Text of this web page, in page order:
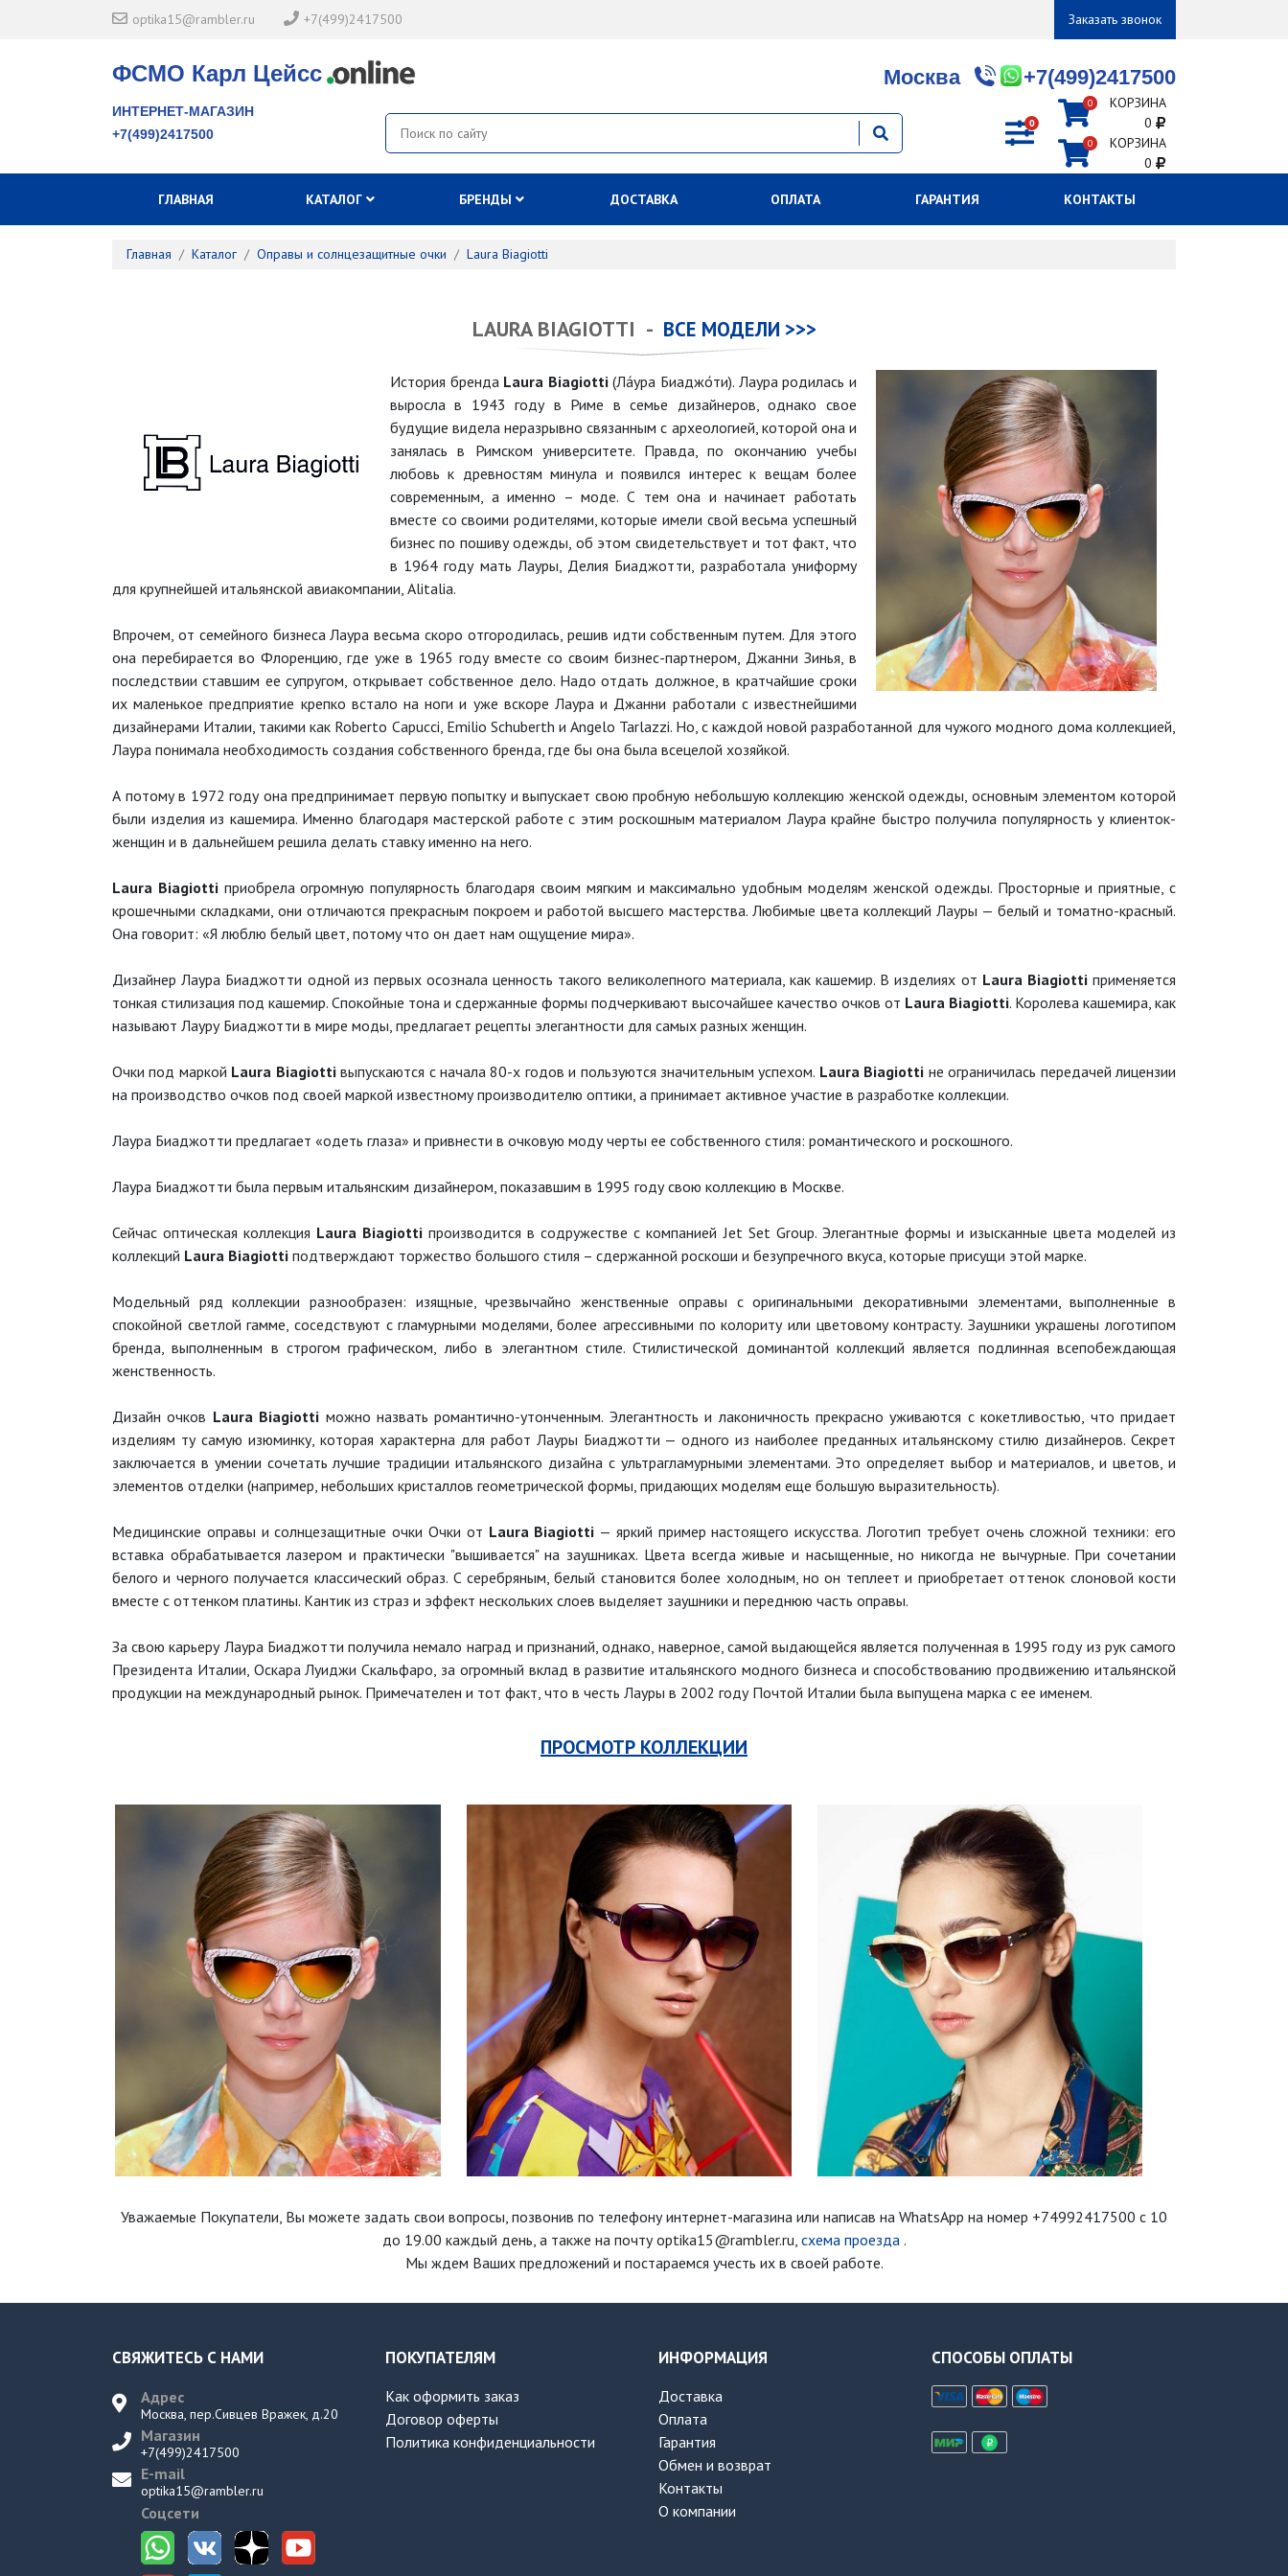
optika15@rambler.ru +7(499)2417500 Заказать звонок
ФСМО Карл Цейсс +7(499)2417500
Москва
ИНТЕРНЕТ-МАГАЗИН
+7(499)2417500
0
0
КОРЗИНА
0
0
КОРЗИНА
0
ГЛАВНАЯ КАТАЛОГ БРЕНДЫ ДОСТАВКА ОПЛАТА ГАРАНТИЯ КОНТАКТЫ
Главная Каталог Оправы и солнцезащитные очки Laura Biagiotti
LAURA BIAGIOTTI - ВСЕ МОДЕЛИ >>>
История бренда Laura Biagiotti(Ла́ура Биаджо́ти). Лаура родилась и
выросла в 1943 году в Риме в семье дизайнеров, однако свое
будущие видела неразрывно связанным с археологией, которой она и
занялась в Римском университете. Правда, по окончанию учебы
любовь к древностям минула и появился интерес к вещам более
современным, а именно – моде. С тем она и начинает работать
вместе со своими родителями, которые имели свой весьма успешный
бизнес по пошиву одежды, об этом свидетельствует и тот факт, что
в 1964 году мать Лауры, Делия Биаджотти, разработала униформу
для крупнейшей итальянской авиакомпании, Alitalia.
Впрочем, от семейного бизнеса Лаура весьма скоро отгородилась, решив идти собственным путем. Для этого
она перебирается во Флоренцию, где уже в 1965 году вместе со своим бизнес-партнером, Джанни Зинья, в
последствии ставшим ее супругом, открывает собственное дело. Надо отдать должное, в кратчайшие сроки
их маленькое предприятие крепко встало на ноги и уже вскоре Лаура и Джанни работали с известнейшими
дизайнерами Италии, такими как Roberto Capucci, Emilio Schuberth и Angelo Tarlazzi. Но, с каждой новой разработанной для чужого модного дома коллекцией,
Лаура понимала необходимость создания собственного бренда, где бы она была всецелой хозяйкой.
А потому в 1972 году она предпринимает первую попытку и выпускает свою пробную небольшую коллекцию женской одежды, основным элементом которой
были изделия из кашемира. Именно благодаря мастерской работе с этим роскошным материалом Лаура крайне быстро получила популярность у клиенток-
женщин и в дальнейшем решила делать ставку именно на него.
Laura Biagiottiприобрела огромную популярность благодаря своим мягким и максимально удобным моделям женской одежды. Просторные и приятные, с
крошечными складками, они отличаются прекрасным покроем и работой высшего мастерства. Любимые цвета коллекций Лауры — белый и томатно-красный.
Она говорит: «Я люблю белый цвет, потому что он дает нам ощущение мира».
Дизайнер Лаура Биаджотти одной из первых осознала ценность такого великолепного материала, как кашемир. В изделиях от Laura Biagiottiприменяется
тонкая стилизация под кашемир. Спокойные тона и сдержанные формы подчеркивают высочайшее качество очков от Laura Biagiotti. Королева кашемира, как
называют Лауру Биаджотти в мире моды, предлагает рецепты элегантности для самых разных женщин.
Очки под маркой Laura Biagiottiвыпускаются с начала 80-х годов и пользуются значительным успехом. Laura Biagiotti не ограничилась передачей лицензии
на производство очков под своей маркой известному производителю оптики, а принимает активное участие в разработке коллекции.
Лаура Биаджотти предлагает «одеть глаза» и привнести в очковую моду черты ее собственного стиля: романтического и роскошного.
Лаура Биаджотти была первым итальянским дизайнером, показавшим в 1995 году свою коллекцию в Москве.
Сейчас оптическая коллекция Laura Biagiotti производится в содружестве с компанией Jet Set Group. Элегантные формы и изысканные цвета моделей из
коллекций Laura Biagiotti подтверждают торжество большого стиля – сдержанной роскоши и безупречного вкуса, которые присущи этой марке.
Модельный ряд коллекции разнообразен: изящные, чрезвычайно женственные оправы с оригинальными декоративными элементами, выполненные в
спокойной светлой гамме, соседствуют с гламурными моделями, более агрессивными по колориту или цветовому контрасту. Заушники украшены логотипом
бренда, выполненным в строгом графическом, либо в элегантном стиле. Стилистической доминантой коллекций является подлинная всепобеждающая
женственность.
Дизайн очков Laura Biagiotti можно назвать романтично-утонченным. Элегантность и лаконичность прекрасно уживаются с кокетливостью, что придает
изделиям ту самую изюминку, которая характерна для работ Лауры Биаджотти — одного из наиболее преданных итальянскому стилю дизайнеров. Секрет
заключается в умении сочетать лучшие традиции итальянского дизайна с ультрагламурными элементами. Это определяет выбор и материалов, и цветов, и
элементов отделки (например, небольших кристаллов геометрической формы, придающих моделям еще большую выразительность).
Медицинские оправы и солнцезащитные очки Очки от Laura Biagiotti — яркий пример настоящего искусства. Логотип требует очень сложной техники: его
вставка обрабатывается лазером и практически "вышивается" на заушниках. Цвета всегда живые и насыщенные, но никогда не вычурные. При сочетании
белого и черного получается классический образ. С серебряным, белый становится более холодным, но он теплеет и приобретает оттенок слоновой кости
вместе с оттенком платины. Кантик из страз и эффект нескольких слоев выделяет заушники и переднюю часть оправы.
За свою карьеру Лаура Биаджотти получила немало наград и признаний, однако, наверное, самой выдающейся является полученная в 1995 году из рук самого
Президента Италии, Оскара Луиджи Скальфаро, за огромный вклад в развитие итальянского модного бизнеса и способствованию продвижению итальянской
продукции на международный рынок. Примечателен и тот факт, что в честь Лауры в 2002 году Почтой Италии была выпущена марка с ее именем.
ПРОСМОТР КОЛЛЕКЦИИ
Уважаемые Покупатели, Вы можете задать свои вопросы, позвонив по телефону интернет-магазина или написав на WhatsApp на номер +74992417500 с 10
до 19.00 каждый день , а также на почту optika15@rambler.ru, схема проезда .
Мы ждем Ваших предложений и постараемся учесть их в своей работе.
СВЯЖИТЕСЬ С НАМИ
Адрес
Москва, пер.Сивцев Вражек, д.20
Магазин
+7(499)2417500
E-mail
optika15@rambler.ru
Соцсети
ПОКУПАТЕЛЯМ
Как оформить заказ
Договор оферты
Политика конфиденциальности
ИНФОРМАЦИЯ
Доставка
Оплата
Гарантия
Обмен и возврат
Контакты
О компании
СПОСОБЫ ОПЛАТЫ